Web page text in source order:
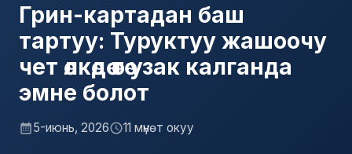
Грин-картадан баш
тартуу: Туруктуу жашоочу
чет өлкөдө өтө узак калганда
эмне болот
5-июнь, 2026 11 мүнөт окуу